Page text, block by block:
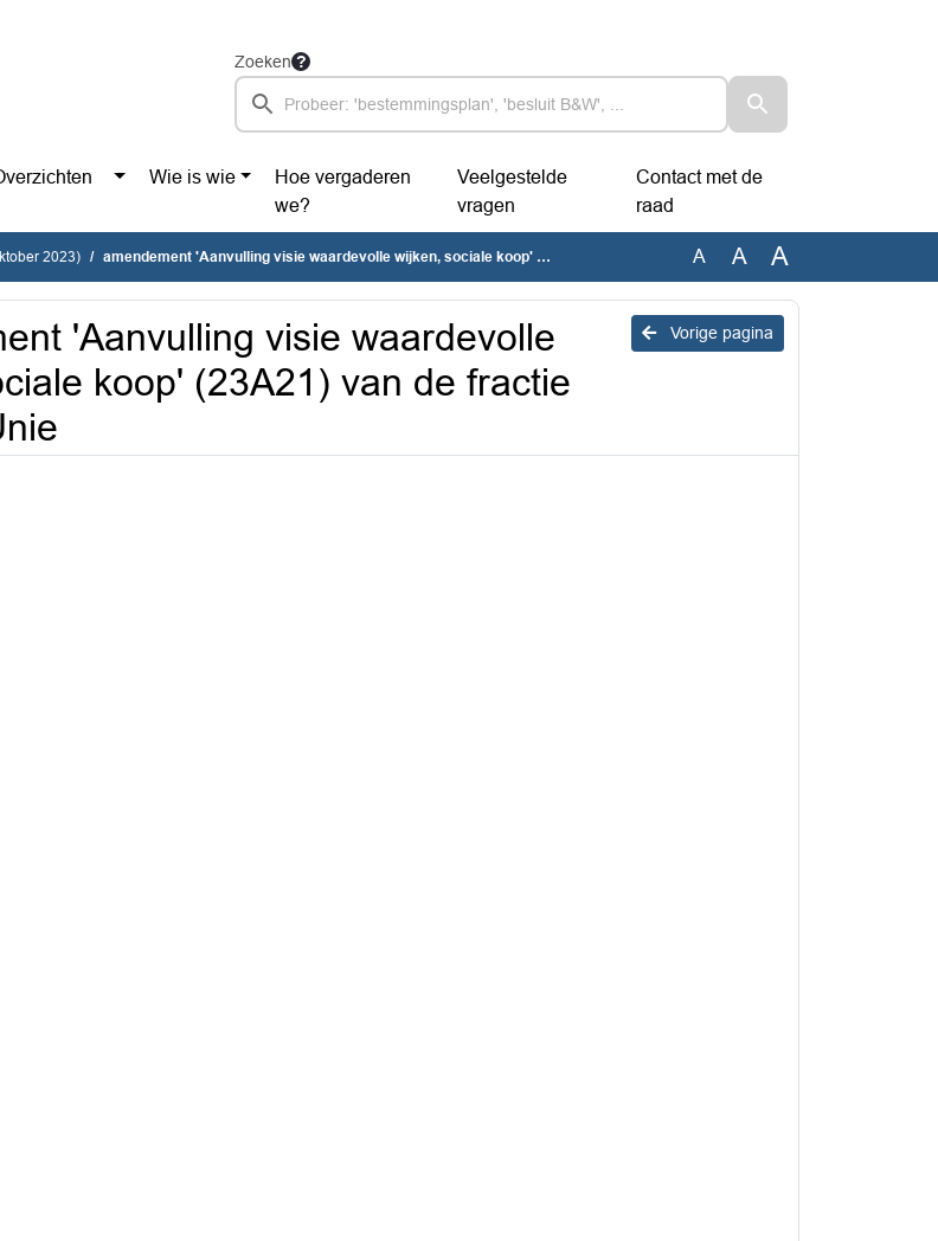
Zoeken
Wie is wie
Hoe vergaderen
we?
Veelgestelde
vragen
Contact met de
raad
2023) amendement 'Aanvulling visie waardevolle wijken, sociale koop' (23A21) van de fractie ChristenUnie A A A
Vorige pagina
'Aanvulling visie waardevolle
koop' (23A21) van de fractie